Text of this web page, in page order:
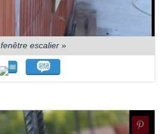
fenêtre escalier»